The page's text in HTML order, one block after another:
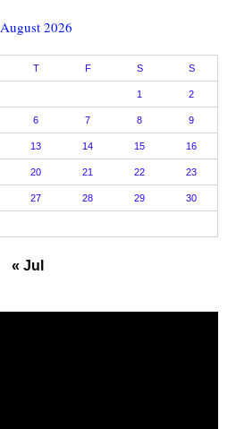
August 2026
T F S S
1 2
6 7 8 9
13 14 15 16
20 21 22 23
27 28 29 30
« Jul